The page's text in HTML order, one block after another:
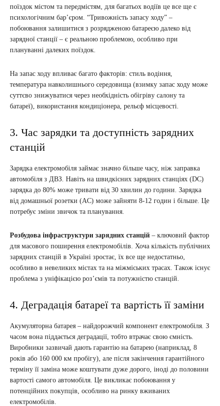
поїздок містом та передмістям, для багатьох водіїв це все ще є
психологічним бар’єром. “Тривожність запасу ходу” –
побоювання залишитися з розрядженою батареєю далеко від
зарядної станції – є реальною проблемою, особливо при
плануванні далеких поїздок.
На запас ходу впливає багато факторів: стиль водіння,
температура навколишнього середовища (взимку запас ходу може
суттєво знижуватися через необхідність обігріву салону та
батареї), використання кондиціонера, рельєф місцевості.
3. Час зарядки та доступність зарядних
станцій
Зарядка електромобіля займає значно більше часу, ніж заправка
автомобіля з ДВЗ. Навіть на швидкісних зарядних станціях (DC)
зарядка до 80% може тривати від 30 хвилин до години. Зарядка
від домашньої розетки (AC) може зайняти 8-12 годин і більше. Це
потребує зміни звичок та планування.
Розбудова інфраструктури зарядних станцій – ключовий фактор
для масового поширення електромобілів. Хоча кількість публічних
зарядних станцій в Україні зростає, їх все ще недостатньо,
особливо в невеликих містах та на міжміських трасах. Також існує
проблема з уніфікацією роз’ємів та потужністю станцій.
4. Деградація батареї та вартість її заміни
Акумуляторна батарея – найдорожчий компонент електромобіля. З
часом вона піддається деградації, тобто втрачає свою ємність.
Виробники зазвичай дають гарантію на батарею (наприклад, 8
років або 160 000 км пробігу), але після закінчення гарантійного
терміну її заміна може коштувати дуже дорого, іноді до половини
вартості самого автомобіля. Це викликає побоювання у
потенційних покупців, особливо на ринку вживаних
електромобілів.